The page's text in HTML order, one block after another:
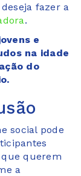
fazer a
.
e
na idade
do
social pode
querem
a